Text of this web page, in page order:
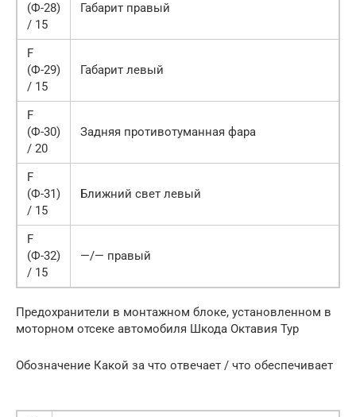
(Ф-28)
/ 15
Габарит правый
F
(Ф-29)
/ 15
Габарит левый
F
(Ф-30)
/ 20
Задняя противотуманная фара
F
(Ф-31)
/ 15
Ближний свет левый
F
(Ф-32)
/ 15
—/— правый
Предохранители в монтажном блоке, установленном в
моторном отсеке автомобиля Шкода Октавия Тур
Обозначение Какой за что отвечает / что обеспечивает